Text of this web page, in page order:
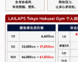
トレー
パーソナルトレ
ング
キックボクシ